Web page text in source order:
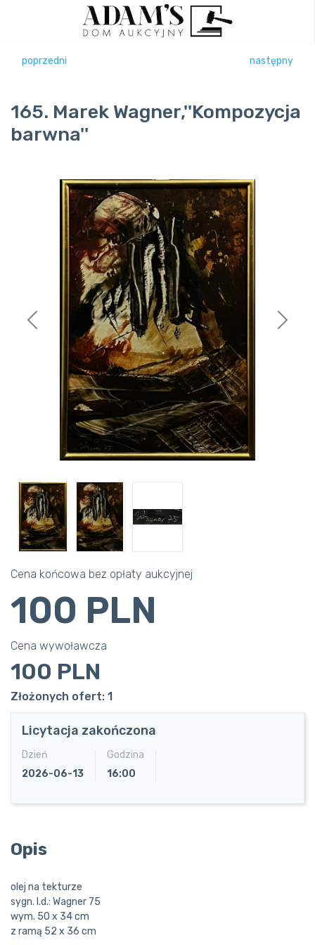
poprzedni następny
165. Marek Wagner,''Kompozycja
barwna''
Previous Next
Cena końcowa bez opłaty aukcyjnej
100 PLN
Cena wywoławcza
100 PLN
Złożonych ofert: 1
Licytacja zakończona
Dzień
2026-06-13
Godzina
16:00
Opis
olej na tekturze
sygn. l.d.: Wagner 75
wym. 50 x 34 cm
z ramą 52 x 36 cm